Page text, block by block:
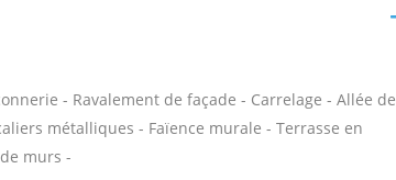
- Ravalement de façade - Carrelage - Allée de
métalliques - Faïence murale - Terrasse en
murs -